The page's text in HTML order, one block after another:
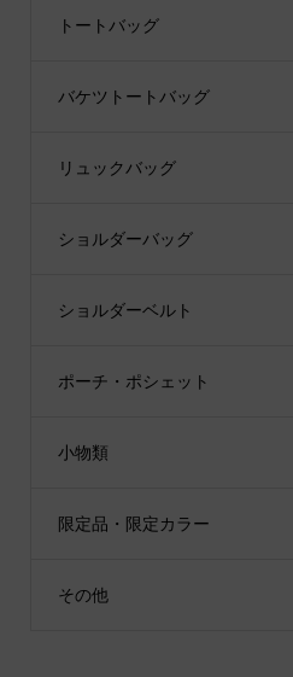
トートバッグ
バケツトートバッグ
リュックバッグ
ショルダーバッグ
ショルダーベルト
ポーチ・ポシェット
小物類
限定品・限定カラー
その他